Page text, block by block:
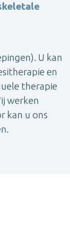
U kan
en
therapie
werken
kan u ons